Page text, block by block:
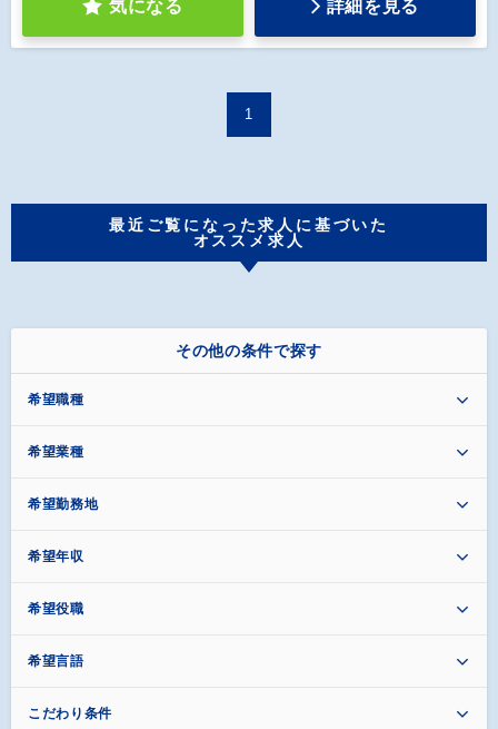
気になる 詳細を見る
1
最近ご覧になった求人に基づいた
オススメ求人
その他の条件で探す
希望職種
希望業種
希望勤務地
希望年収
希望役職
希望言語
こだわり条件